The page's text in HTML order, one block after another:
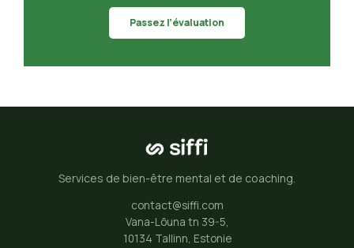
Passez l’évaluation
Services de bien-être mental et de coaching.
contact@siffi.com
Vana-Lõuna tn 39-5,
10134 Tallinn, Estonie